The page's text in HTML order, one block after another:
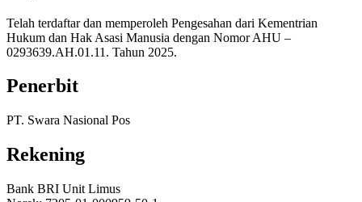
Telah terdaftar dan memperoleh Pengesahan dari Kementrian
Hukum dan Hak Asasi Manusia dengan Nomor AHU –
0293639.AH.01.11. Tahun 2025.
Penerbit
PT. Swara Nasional Pos
Rekening
Bank BRI Unit Limus